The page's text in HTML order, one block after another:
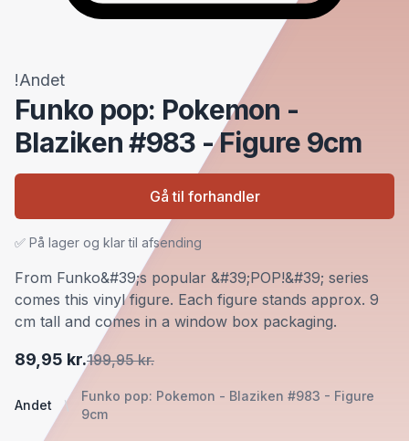
!Andet
Funko pop: Pokemon -
Blaziken #983 - Figure 9cm
Andet
Funko pop: Pokemon - Blaziken #983 - Figure
9cm
89,95 kr.199,95 kr.
From Funko&#39;s popular &#39;POP!&#39; series
comes this vinyl figure. Each figure stands approx. 9
cm tall and comes in a window box packaging.
✅ På lager og klar til afsending
Gå til forhandler